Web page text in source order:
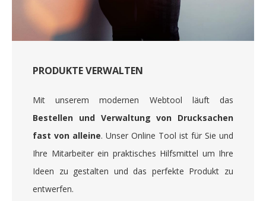
PRODUKTE VERWALTEN
Mit unserem modernen Webtool läuft das
Bestellen und Verwaltung von Drucksachen
fast von alleine. Unser Online Tool ist für Sie und
Ihre Mitarbeiter ein praktisches Hilfsmittel um Ihre
Ideen zu gestalten und das perfekte Produkt zu
entwerfen.